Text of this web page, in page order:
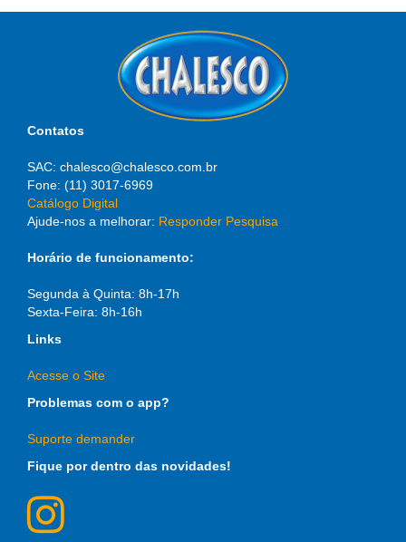
Contatos
SAC: chalesco@chalesco.com.br
Fone: (11) 3017-6969
Catálogo Digital
Ajude-nos a melhorar: Responder Pesquisa
Horário de funcionamento:
Segunda à Quinta: 8h-17h
Sexta-Feira: 8h-16h
Links
Acesse o Site
Problemas com o app?
Suporte demander
Fique por dentro das novidades!